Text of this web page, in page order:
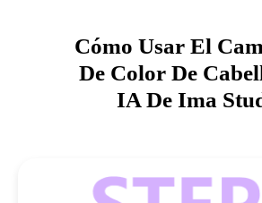
Cómo Usar El
De Color De
IA De Ima